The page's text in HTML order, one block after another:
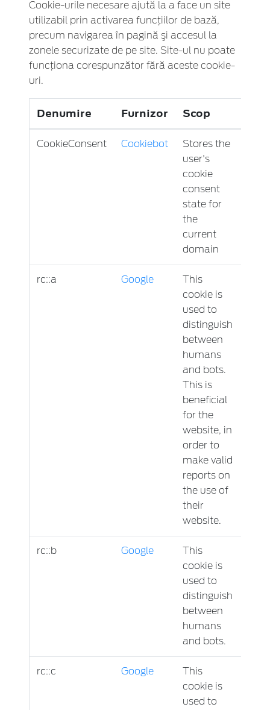
Cookie-urile necesare ajută la a face un site
utilizabil prin activarea funcţiilor de bază,
precum navigarea în pagină şi accesul la
zonele securizate de pe site. Site-ul nu poate
funcţiona corespunzător fără aceste cookie-
uri.
Denumire Furnizor Scop
CookieConsent Cookiebot
Stores the
user's
cookie
consent
state for
the
current
domain
rc::a Google
This
cookie is
used to
distinguish
between
humans
and bots.
This is
beneficial
for the
website, in
order to
make valid
reports on
the use of
their
website.
rc::b Google
This
cookie is
used to
distinguish
between
humans
and bots.
rc::c Google
This
cookie is
used to